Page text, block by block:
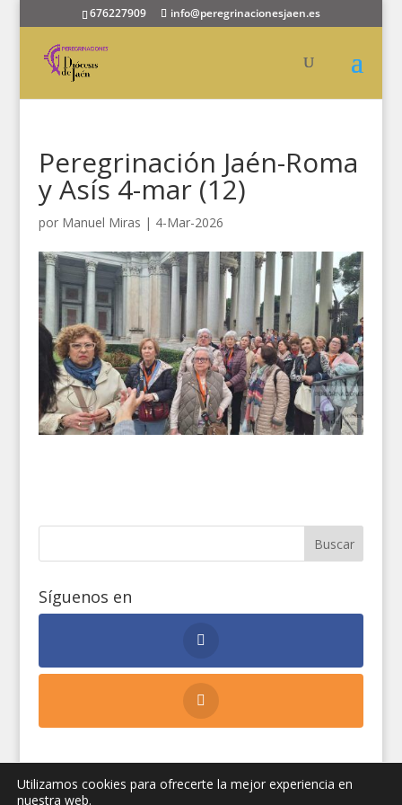
676227909 info@peregrinacionesjaen.es
Peregrinación Jaén-Roma
y Asís 4-mar (12)
por Manuel Miras | 4-Mar-2026
Síguenos en
Utilizamos cookies para ofrecerte la mejor experiencia en
nuestra web.